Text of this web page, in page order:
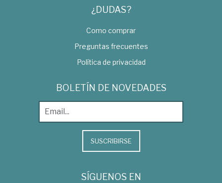
¿DUDAS?
Como comprar
Preguntas frecuentes
Política de privacidad
BOLETÍN DE NOVEDADES
SUSCRIBIRSE
SÍGUENOS EN